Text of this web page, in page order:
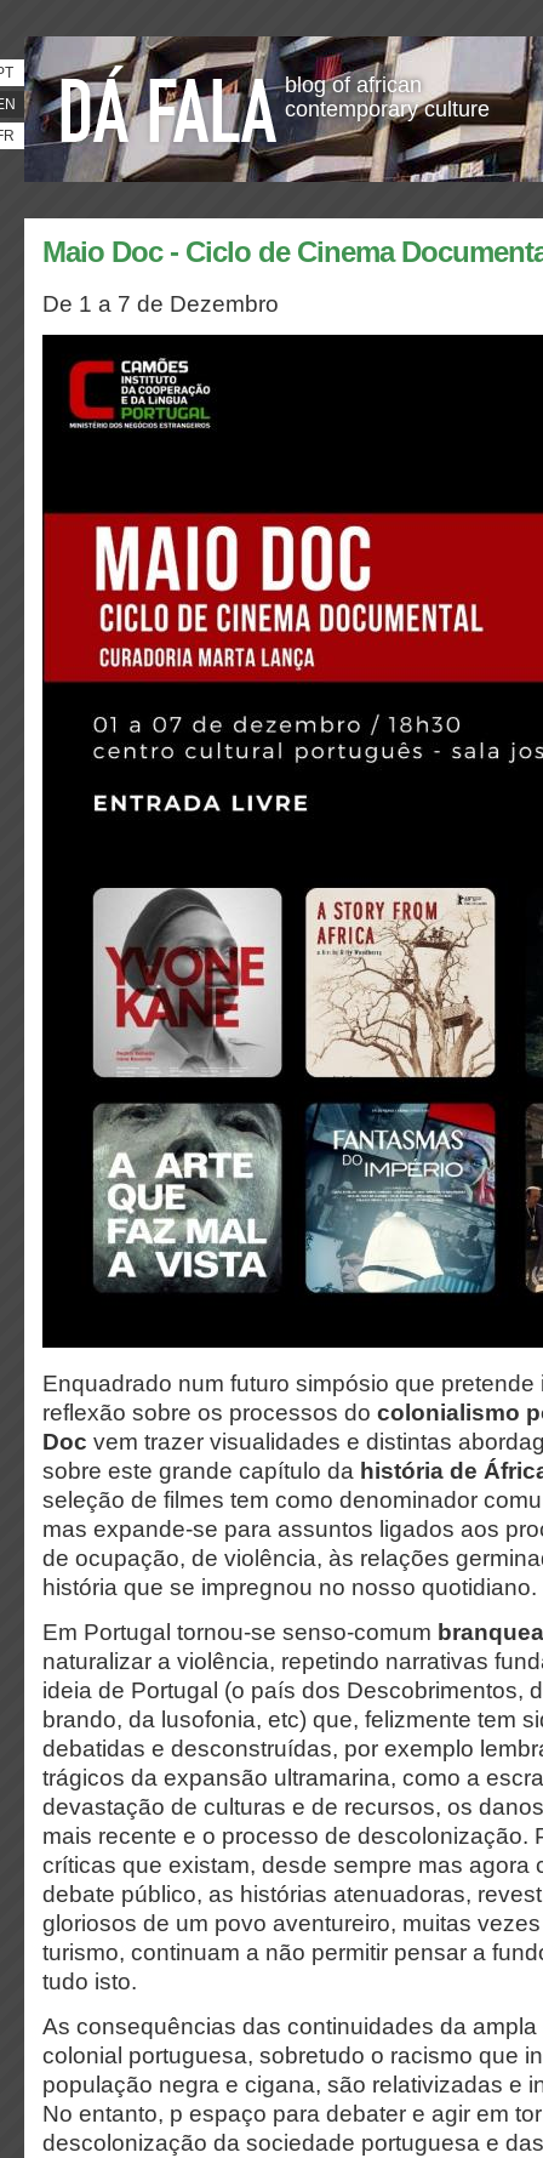
blog of african
contemporary culture
Maio Doc - Ciclo de Cinema
De 1 a 7 de Dezembro
Enquadrado num futuro simpósio que pretende
reflexão sobre os processos do colonialismo
Doc vem trazer visualidades e distintas
sobre este grande capítulo da história de
seleção de filmes tem como denominador
mas expande-se para assuntos ligados aos
de ocupação, de violência, às relações
história que se impregnou no nosso quotidiano.
Em Portugal tornou-se senso-comum
naturalizar a violência, repetindo narrativas
ideia de Portugal (o país dos Descobrimentos,
brando, da lusofonia, etc) que, felizmente tem
debatidas e desconstruídas, por exemplo
trágicos da expansão ultramarina, como a
devastação de culturas e de recursos, os
mais recente e o processo de descolonização.
críticas que existam, desde sempre mas agora
debate público, as histórias atenuadoras,
gloriosos de um povo aventureiro, muitas
turismo, continuam a não permitir pensar a
tudo isto.
As consequências das continuidades da
colonial portuguesa, sobretudo o racismo que
população negra e cigana, são relativizadas e
No entanto, p espaço para debater e agir em
descolonização da sociedade portuguesa e